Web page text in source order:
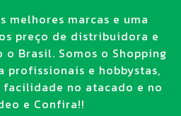
melhores marcas e uma
preço de distribuidora e
Brasil. Somos o Shopping
profissionais e hobbystas,
facilidade no atacado e no
e Confira!!